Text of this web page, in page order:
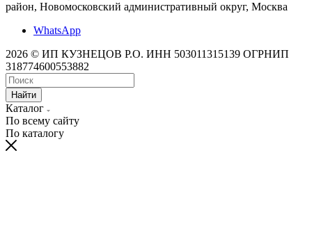
район, Новомосковский административный округ, Москва
WhatsApp
2026 © ИП КУЗНЕЦОВ Р.О. ИНН 503011315139 ОГРНИП
318774600553882
Найти
Каталог
По всему сайту
По каталогу